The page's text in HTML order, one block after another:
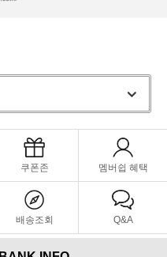
쿠폰존 멤버쉽 혜택
배송조회 Q&A